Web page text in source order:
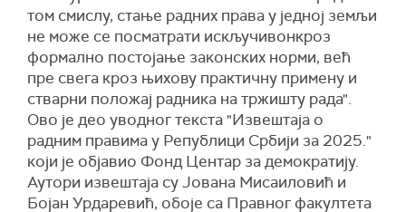
том смислу, стање радних права у једној земљи
не може се посматрати искључивонкроз
формално постојање законских норми, већ
пре свега кроз њихову практичну примену и
стварни положај радника на тржишту рада".
Ово је део уводног текста "Извештаја о
радним правима у Републици Србији за 2025."
који је објавио Фонд Центар за демократију.
Аутори извештаја су Јована Мисаиловић и
Бојан Урдаревић, обоје са Правног факултета